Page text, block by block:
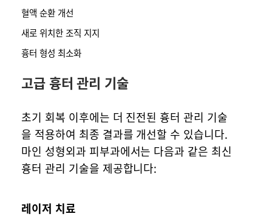
혈액 순환 개선
새로 위치한 조직 지지
흉터 형성 최소화
고급 흉터 관리 기술
초기 회복 이후에는 더 진전된 흉터 관리 기술
을 적용하여 최종 결과를 개선할 수 있습니다.
마인 성형외과 피부과에서는 다음과 같은 최신
흉터 관리 기술을 제공합니다:
레이저 치료